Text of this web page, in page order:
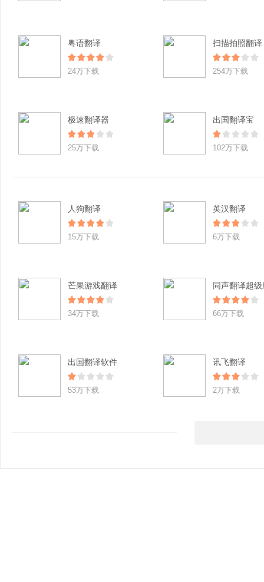
粤语翻译
24万下载
扫描拍照翻译
254万下载
极速翻译器
25万下载
出国翻译宝
102万下载
人狗翻译
15万下载
英汉翻译
6万下载
芒果游戏翻译
34万下载
同声翻译超级
66万下载
出国翻译软件
53万下载
讯飞翻译
2万下载